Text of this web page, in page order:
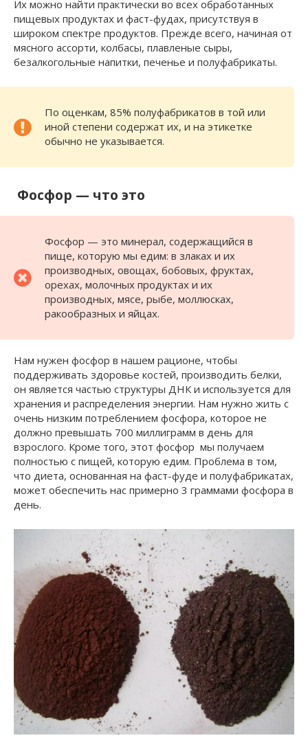
Их можно найти практически во всех обработанных
пищевых продуктах и ​​фаст-фудах, присутствуя в
широком спектре продуктов. Прежде всего, начиная от
мясного ассорти, колбасы, плавленые сыры,
безалкогольные напитки, печенье и полуфабрикаты.
По оценкам, 85% полуфабрикатов в той или
иной степени содержат их, и на этикетке
обычно не указывается.
Фосфор — что это
Фосфор — это минерал, содержащийся в
пище, которую мы едим: в злаках и их
производных, овощах, бобовых, фруктах,
орехах, молочных продуктах и ​​их
производных, мясе, рыбе, моллюсках,
ракообразных и яйцах.
Нам нужен фосфор в нашем рационе, чтобы
поддерживать здоровье костей, производить белки,
он является частью структуры ДНК и используется для
хранения и распределения энергии. Нам нужно жить с
очень низким потреблением фосфора, которое не
должно превышать 700 миллиграмм в день для
взрослого. Кроме того, этот фосфор мы получаем
полностью с пищей, которую едим. Проблема в том,
что диета, основанная на фаст-фуде и полуфабрикатах,
может обеспечить нас примерно 3 граммами фосфора в
день.